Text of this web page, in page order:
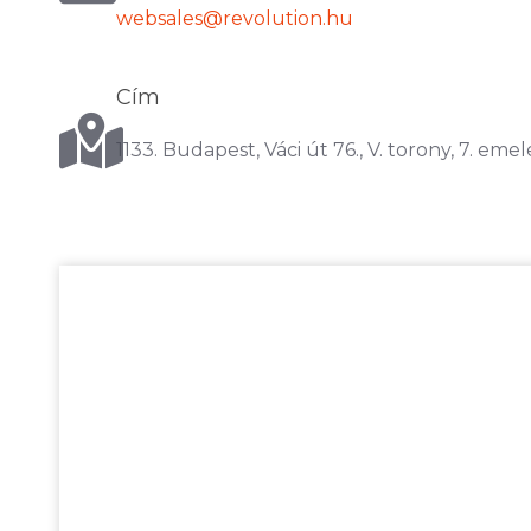
websales@revolution.hu
Cím
1133. Budapest, Váci út 76., V. torony, 7.